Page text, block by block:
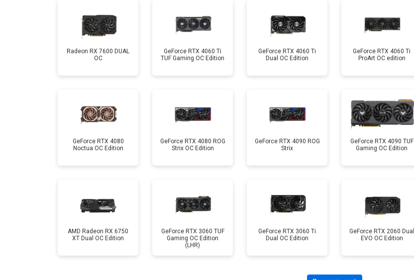
Radeon RX 7600 DUAL
OC
GeForce RTX 4060 Ti
TUF Gaming OC Edition
GeForce RTX 4060 Ti
Dual OC Edition
GeForce RTX 4060 Ti
ProArt OC edition
GeForce RTX 4080
Noctua OC Edition
GeForce RTX 4080 ROG
Strix OC Edition
GeForce RTX 4090 ROG
Strix
GeForce RTX 4090 TUF
Gaming OC Edition
AMD Radeon RX 6750
XT Dual OC Edition
GeForce RTX 3060 TUF
Gaming OC Edition
(LHR)
GeForce RTX 3060 Ti
Dual OC Edition
GeForce RTX 2060 Dual
EVO OC Edition